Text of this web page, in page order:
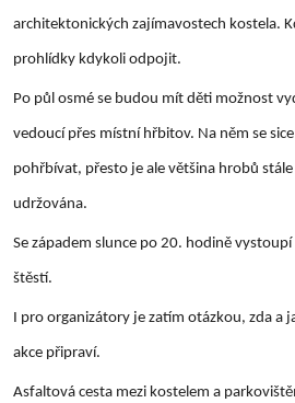
architektonických zajímavostech kostela.
prohlídky kdykoli odpojit.
Po půl osmé se budou mít děti možnost
vedoucí přes místní hřbitov. Na něm se
pohřbívat, přesto je ale většina hrobů
udržována.
Se západem slunce po 20. hodině
štěstí.
I pro organizátory je zatím otázkou, zda a
akce připraví.
Asfaltová cesta mezi kostelem a